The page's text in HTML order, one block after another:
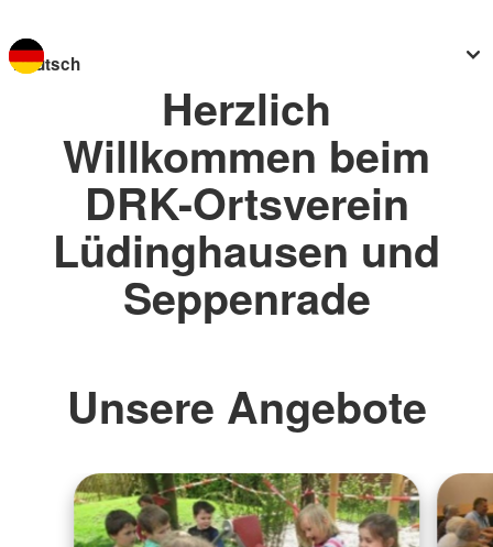
Sprache wechseln zu
Herzlich
Willkommen beim
DRK-Ortsverein
Lüdinghausen und
Seppenrade
Unsere Angebote